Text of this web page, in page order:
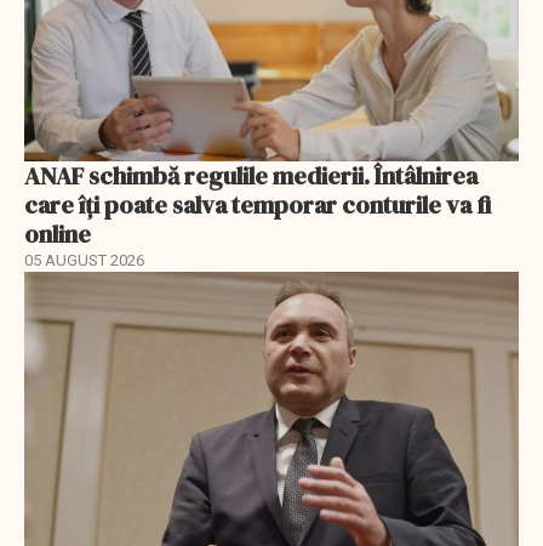
ANAF schimbă regulile medierii. Întâlnirea
care îți poate salva temporar conturile va fi
online
05 AUGUST 2026